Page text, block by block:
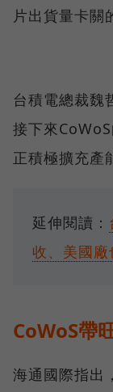
片出貨量卡關
台積電總裁魏
接下來
正積極擴充產
延伸閱讀：
收、美國廠
CoWoS帶
海通國際指出